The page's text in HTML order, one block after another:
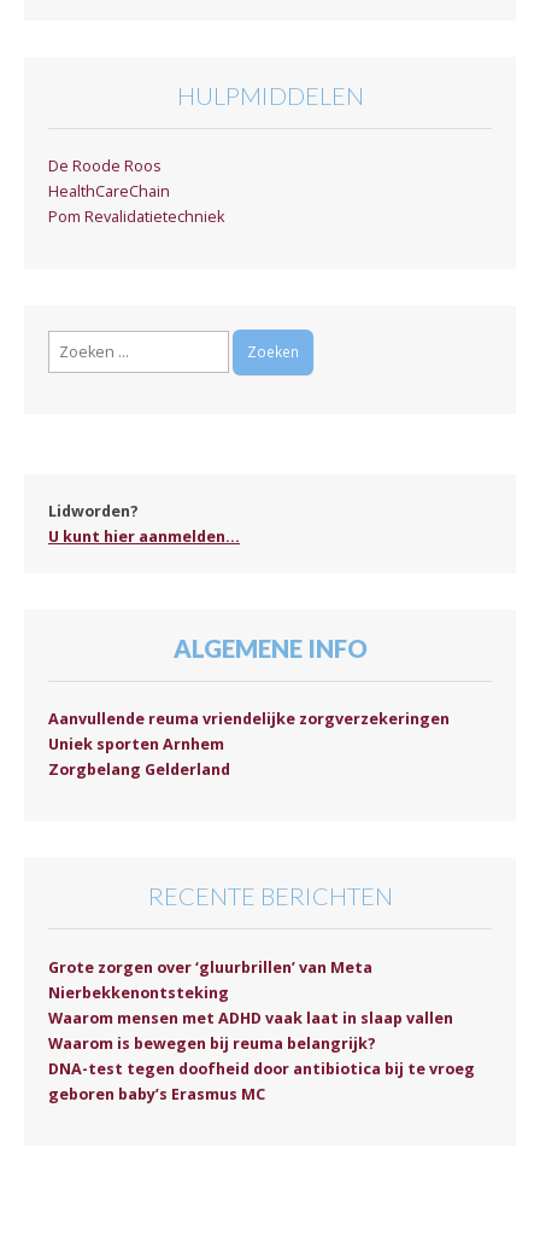
HULPMIDDELEN
De Roode Roos
HealthCareChain
Pom Revalidatietechniek
Zoeken
Lidworden?
U kunt hier aanmelden...
ALGEMENE INFO
Aanvullende reuma vriendelijke zorgverzekeringen
Uniek sporten Arnhem
Zorgbelang Gelderland
RECENTE BERICHTEN
Grote zorgen over ‘gluurbrillen’ van Meta
Nierbekkenontsteking
Waarom mensen met ADHD vaak laat in slaap vallen
Waarom is bewegen bij reuma belangrijk?
DNA-test tegen doofheid door antibiotica bij te vroeg
geboren baby’s Erasmus MC